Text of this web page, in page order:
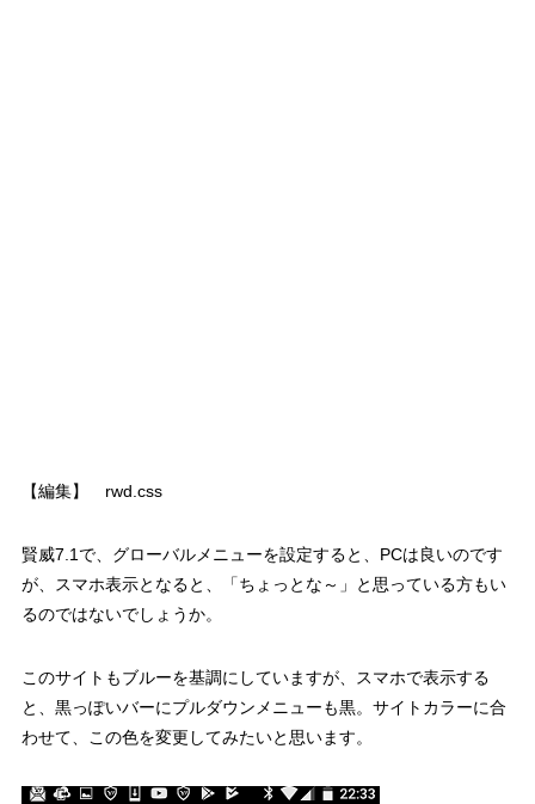
【編集】 rwd.css
賢威7.1で、グローバルメニューを設定すると、PCは良いのです
が、スマホ表示となると、「ちょっとな～」と思っている方もい
るのではないでしょうか。
このサイトもブルーを基調にしていますが、スマホで表示する
と、黒っぽいバーにプルダウンメニューも黒。サイトカラーに合
わせて、この色を変更してみたいと思います。